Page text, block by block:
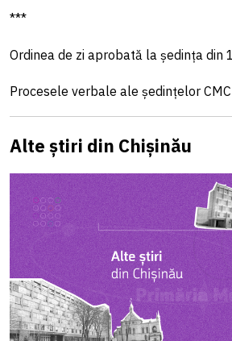
***
Ordinea de zi aprobată la ședința din
Procesele verbale ale ședințelor CMC
Alte știri din Chișinău